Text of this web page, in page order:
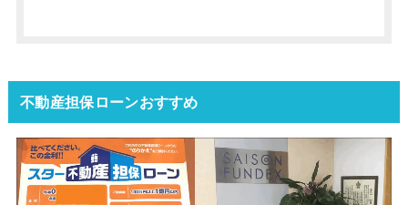
不動産担保ローンおすすめ